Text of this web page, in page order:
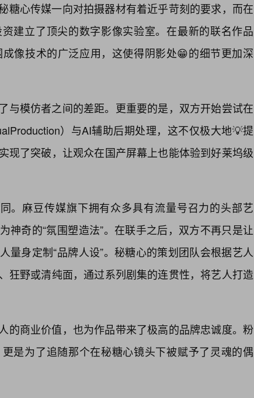
糖心传媒一向对拍摄器材有着近乎苛刻的要求，而在
建立了顶尖的数字影像实验室。在最新的联名作品
像技术的广泛应用，这使得阴影处😁的细节更加深
与模仿者之间的差距。更重要的是，双方开始尝试在
）与AI辅助后期处理，这不仅极大地💡提
现了突破，让观众在国产屏幕上也能体验到好莱坞级
。麻豆传媒旗下拥有众多具有流量号召力的头部艺
神奇的“氛围塑造法”。在联手之后，双方不再只是让
量身定制“品牌人设”。秘糖心的策划团队会根据艺人
狂野或清纯面，通过系列剧集的连贯性，将艺人打造
的商业价值，也为作品带来了极高的品牌忠诚度。粉
是为了追随那个在秘糖心镜头下被赋予了灵魂的偶